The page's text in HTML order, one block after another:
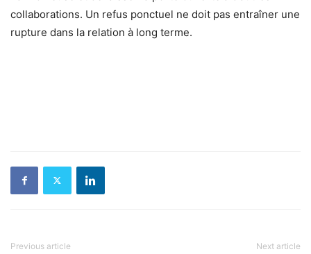
collaborations. Un refus ponctuel ne doit pas entraîner une
rupture dans la relation à long terme.
Previous article Next article